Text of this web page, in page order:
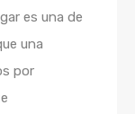
es una de
una
por